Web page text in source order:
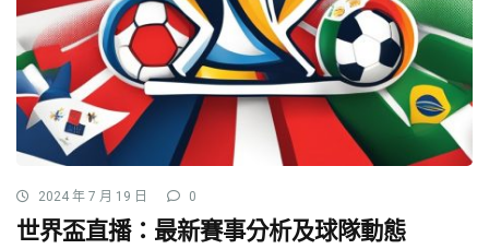
2024 年 7 月 19 日 0
世界盃直播：最新賽事分析及球隊動態